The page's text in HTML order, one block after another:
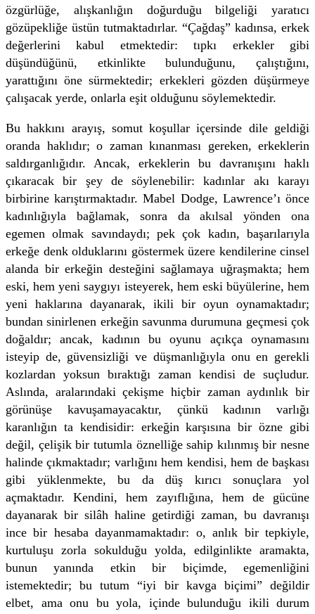
özgürlüğe, alışkanlığın doğurduğu bilgeliği yaratıcı
gözüpekliğe üstün tutmaktadırlar. “Çağdaş” kadınsa, erkek
değerlerini kabul etmektedir: tıpkı erkekler gibi
düşündüğünü, etkinlikte bulunduğunu, çalıştığını,
yarattığını öne sürmektedir; erkekleri gözden düşürmeye
çalışacak yerde, onlarla eşit olduğunu söylemektedir.
Bu hakkını arayış, somut koşullar içersinde dile geldiği
oranda haklıdır; o zaman kınanması gereken, erkeklerin
saldırganlığıdır. Ancak, erkeklerin bu davranışını haklı
çıkaracak bir şey de söylenebilir: kadınlar akı karayı
birbirine karıştırmaktadır. Mabel Dodge, Lawrence’ı önce
kadınlığıyla bağlamak, sonra da akılsal yönden ona
egemen olmak savındaydı; pek çok kadın, başarılarıyla
erkeğe denk olduklarını göstermek üzere kendilerine cinsel
alanda bir erkeğin desteğini sağlamaya uğraşmakta; hem
eski, hem yeni saygıyı isteyerek, hem eski büyülerine, hem
yeni haklarına dayanarak, ikili bir oyun oynamaktadır;
bundan sinirlenen erkeğin savunma durumuna geçmesi çok
doğaldır; ancak, kadının bu oyunu açıkça oynamasını
isteyip de, güvensizliği ve düşmanlığıyla onu en gerekli
kozlardan yoksun bıraktığı zaman kendisi de suçludur.
Aslında, aralarındaki çekişme hiçbir zaman aydınlık bir
görünüşe kavuşamayacaktır, çünkü kadının varlığı
karanlığın ta kendisidir: erkeğin karşısına bir özne gibi
değil, çelişik bir tutumla öznelliğe sahip kılınmış bir nesne
halinde çıkmaktadır; varlığını hem kendisi, hem de başkası
gibi yüklenmekte, bu da düş kırıcı sonuçlara yol
açmaktadır. Kendini, hem zayıflığına, hem de gücüne
dayanarak bir silâh haline getirdiği zaman, bu davranışı
ince bir hesaba dayanmamaktadır: o, anlık bir tepkiyle,
kurtuluşu zorla sokulduğu yolda, edilginlikte aramakta,
bunun yanında etkin bir biçimde, egemenliğini
istemektedir; bu tutum “iyi bir kavga biçimi” değildir
elbet, ama onu bu yola, içinde bulunduğu ikili durum